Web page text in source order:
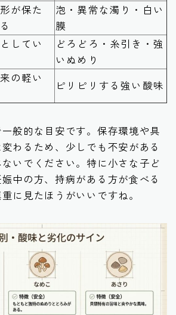
が保た
泡・異常な濁り・白い
膜
してい
どろどろ・糸引き・強
いぬめり
の軽い
ピリピリする強い酸味
般的な目安です。保存環境や具
わるため、少しでも不安がある
いでください。特に小さな子ど
中の方、持病がある方が食べる
に見たほうがいいですね。